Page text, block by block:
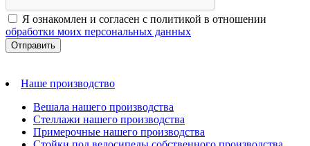
Я ознакомлен и согласен с политикой в отношении
обработки моих персональных данных
Наше производство
Вешала нашего производства
Стеллажи нашего производства
Примерочные нашего производства